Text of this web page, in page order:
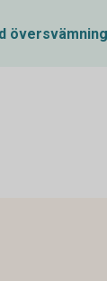
översvämning